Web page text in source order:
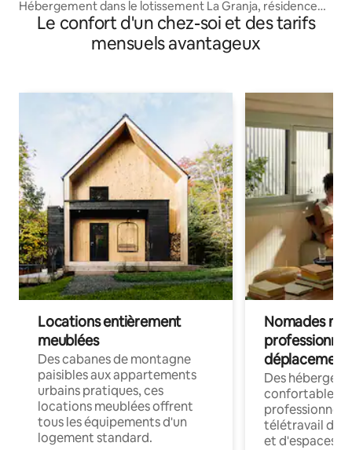
Hébergement dans le lotissement La Granja, résidence
Guaparo Norte.
Le confort d'un chez-soi et des tarifs
mensuels avantageux
Locations entièrement
meublées
Des cabanes de montagne
paisibles aux appartements
urbains pratiques, ces
locations meublées offrent
tous les équipements d'un
logement standard.
Nomades
déplacement
Des
confortables
professionnels
télétravail
et d'espaces